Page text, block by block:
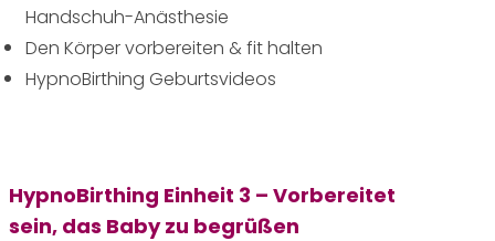
Handschuh-Anästhesie
Den Körper vorbereiten & fit halten
HypnoBirthing Geburtsvideos
HypnoBirthing Einheit 3 – Vorbereitet
sein, das Baby zu begrüßen